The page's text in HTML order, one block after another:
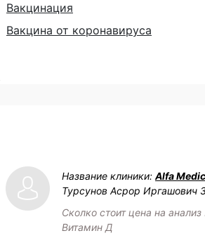
Вакцинация
Вакцина от коронавируса
Название клиники: Alfa
Турсунов Асрор Иргашович
Сколко стоит цена на
Витамин Д